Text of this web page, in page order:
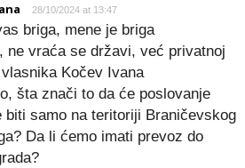
28/10/2024 at 13:47
briga, mene je briga
ne vraća se državi, već privatnoj
Kočev Ivana
šta znači to da će poslovanje
biti samo na teritoriji Braničevskog
Da li ćemo imati prevoz do